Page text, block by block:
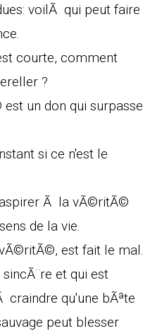
voilÃ qui peut faire
courte, comment
?
un don qui surpasse
si ce n'est le
Ã la vÃ©ritÃ©
de la vie.
est fait le mal.
et qui est
qu'une bÃªte
peut blesser